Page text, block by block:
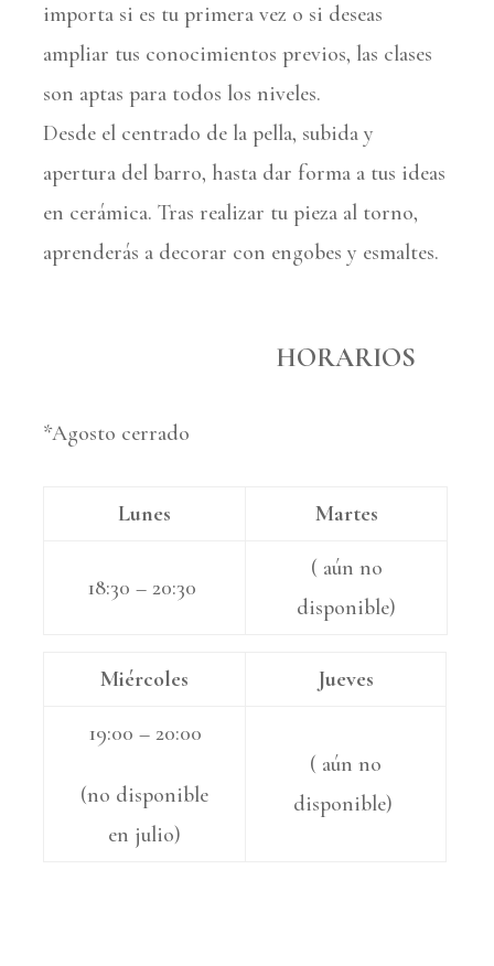
importa si es tu primera vez o si deseas
ampliar tus conocimientos previos, las clases
son aptas para todos los niveles.
Desde el centrado de la pella, subida y
apertura del barro, hasta dar forma a tus ideas
en cerámica. Tras realizar tu pieza al torno,
aprenderás a decorar con engobes y esmaltes.
HORARIOS
*Agosto cerrado
Lunes Martes
18:30 – 20:30
( aún no
disponible)
Miércoles Jueves
19:00 – 20:00
(no disponible
en julio)
( aún no
disponible)